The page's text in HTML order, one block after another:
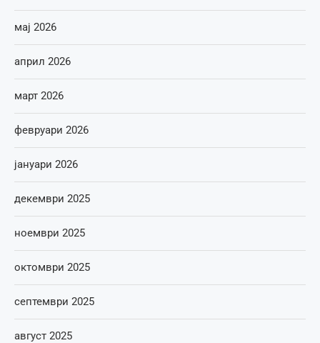
мај 2026
април 2026
март 2026
февруари 2026
јануари 2026
декември 2025
ноември 2025
октомври 2025
септември 2025
август 2025